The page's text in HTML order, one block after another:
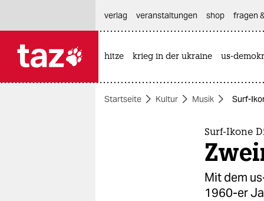
themen
verlag
veranstaltungen shop fragen
hitze krieg in der ukraine us-
Startseite Kultur Musik Surf-
Surf-Ikone
Mit dem
1960-er